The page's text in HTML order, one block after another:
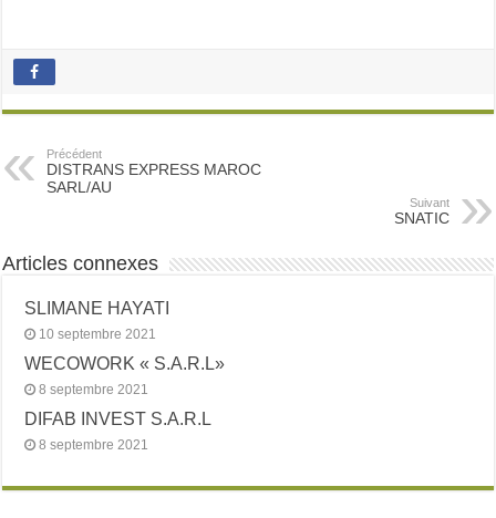
Précédent
DISTRANS EXPRESS MAROC
SARL/AU
Suivant
SNATIC
Articles connexes
SLIMANE HAYATI
10 septembre 2021
WECOWORK « S.A.R.L»
8 septembre 2021
DIFAB INVEST S.A.R.L
8 septembre 2021